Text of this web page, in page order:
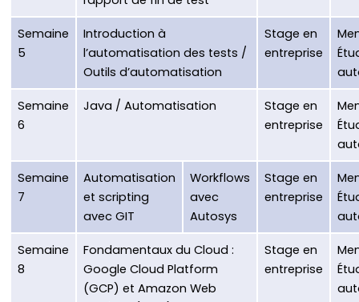
Semaine
5
Introduction à
l’automatisation des tests /
Outils d’automatisation
Stage en
entreprise
Semaine
6
Java / Automatisation
Stage en
entreprise
Semaine
7
Automatisation
et scripting
avec GIT
Workflows
avec
Autosys
Stage en
entreprise
Semaine
8
Fondamentaux du Cloud :
Google Cloud Platform
(GCP) et Amazon Web
Stage en
entreprise